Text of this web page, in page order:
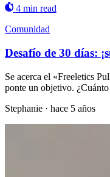
4 min read
Comunidad
Desafío de 30 días:
Se acerca el «Freeletics
ponte un objetivo. ¿Cuánto
Stephanie · hace 5 años